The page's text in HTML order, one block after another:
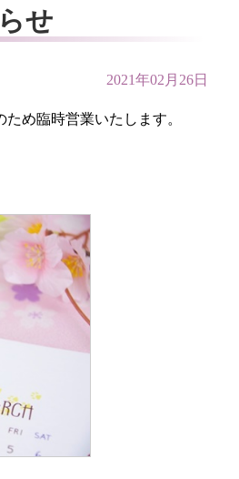
せ
2021年02月26日
ため臨時営業いたします。